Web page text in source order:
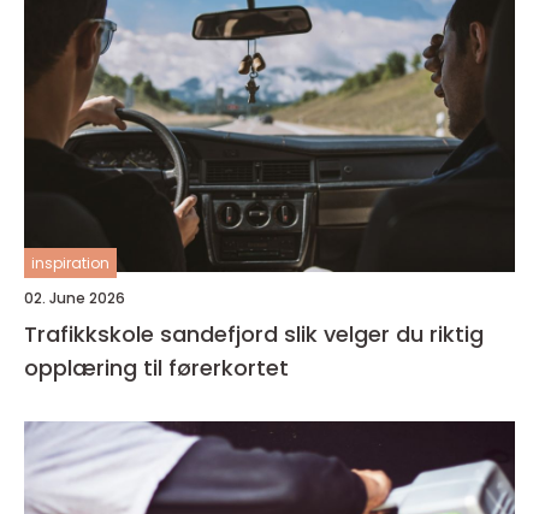
inspiration
02. June 2026
Trafikkskole sandefjord slik velger du riktig
opplæring til førerkortet